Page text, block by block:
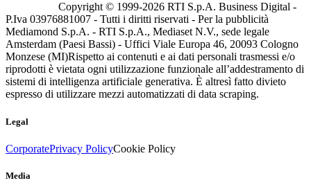
Copyright © 1999-2026 RTI S.p.A. Business Digital -
P.Iva 03976881007 - Tutti i diritti riservati - Per la pubblicità
Mediamond S.p.A. - RTI S.p.A., Mediaset N.V., sede legale
Amsterdam (Paesi Bassi) - Uffici Viale Europa 46, 20093 Cologno
Monzese (MI)Rispetto ai contenuti e ai dati personali trasmessi e/o
riprodotti è vietata ogni utilizzazione funzionale all’addestramento di
sistemi di intelligenza artificiale generativa. È altresì fatto divieto
espresso di utilizzare mezzi automatizzati di data scraping.
Legal
CorporatePrivacy PolicyCookie Policy
Media